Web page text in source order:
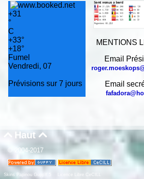
+31
°
C
+33°
+18°
Fumel
Vendredi, 07
Prévisions sur 7 jours
MENTIONS
Email
Email
Haut 
© 2004-2017
Skins Papinou GuppY 5 Licence Libre CeCILL